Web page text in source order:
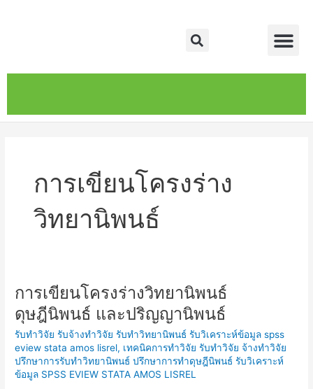
Search
การเขียนโครงร่าง
วิทยานิพนธ์
การเขียนโครงร่างวิทยานิพนธ์
ดุษฎีนิพนธ์ และปริญญานิพนธ์
รับทำวิจัย รับจ้างทำวิจัย รับทำวิทยานิพนธ์ รับวิเคราะห์ข้อมูล spss
eview stata amos lisrel, เทคนิคการทำวิจัย รับทำวิจัย จ้างทำวิจัย
ปรึกษาการรับทำวิทยานิพนธ์ ปรึกษาการทำดุษฎีนิพนธ์ รับวิเคราะห์
ข้อมูล SPSS EVIEW STATA AMOS LISREL
การ
โครง
ร่าง
วิทยานิพนธ์
ดุษฎีนิพนธ์
และ